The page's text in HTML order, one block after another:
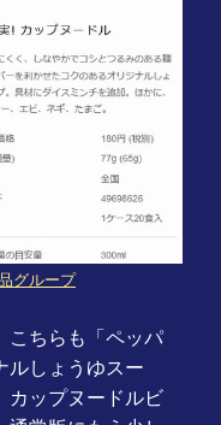
グループ
こちらも「ペッパ
ルしょうゆスー
カップヌードルビ